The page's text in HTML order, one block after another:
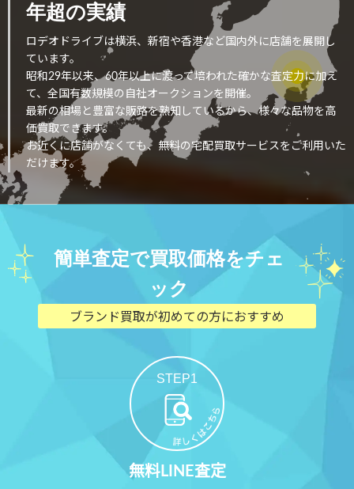
年超の実績
ロデオドライブは横浜、新宿や香港など国内外に店舗を展開し
ています。
昭和29年以来、60年以上に渡って培われた確かな査定力に加え
て、全国有数規模の自社オークションを開催。
最新の相場と豊富な販路を熟知しているから、様々な品物を高
価買取できます。
お近くに店舗がなくても、無料の宅配買取サービスをご利用いた
だけます。
簡単査定で買取価格をチェ
ック
ブランド買取が初めての方におすすめ
STEP1
無料LINE査定